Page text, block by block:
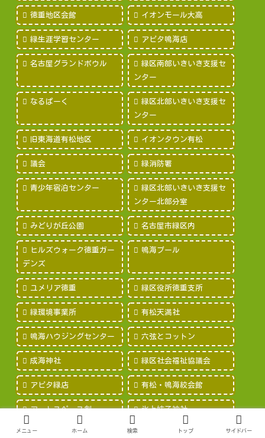
徳重地区会館 イオンモール大高
緑生涯学習センター アピタ鳴海店
名古屋グランドボウル
緑区南部いきいき支援セ
ンター
なるぱーく
緑区北部いきいき支援セ
ンター
旧東海道有松地区 イオンタウン有松
議会 緑消防署
青少年宿泊センター
緑区北部いきいき支援セ
ンター北部分室
みどりが丘公園 名古屋市緑区内
ヒルズウォーク徳重ガー
デンズ
鳴海プール
ユメリア徳重 緑区役所徳重支所
緑環境事業所 有松天満社
鳴海ハウジングセンター 六弦とコットン
成海神社 緑区社会福祉協議会
アピタ緑店 有松・鳴海絞会館
アートスペース創 氷上姉子神社
にこミュージックファク
メニュー ホーム 検索 トップ サイドバー